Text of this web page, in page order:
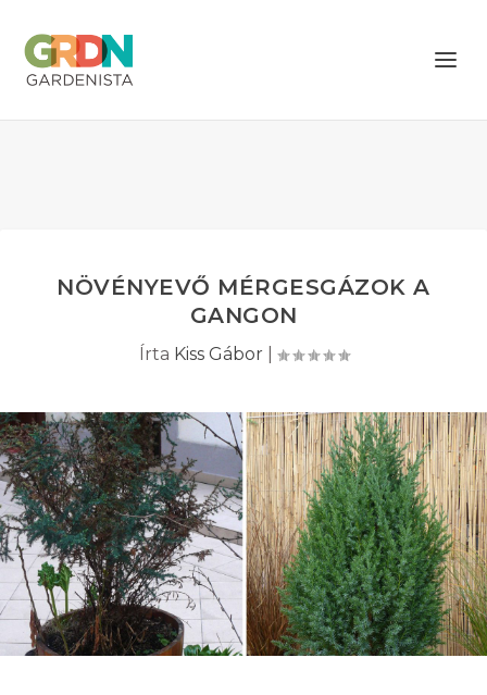
NÖVÉNYEVŐ MÉRGESGÁZOK A
GANGON
Írta Kiss Gábor